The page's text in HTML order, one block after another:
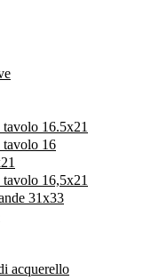
16.5x21
tavolo 16
16,5x21
31x33
acquerello